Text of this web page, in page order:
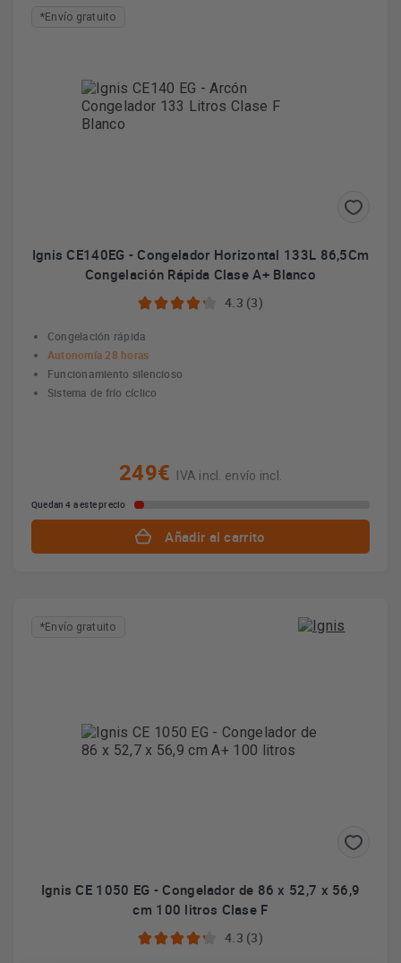
*Envío gratuito
Ignis CE140EG - Congelador Horizontal 133L 86,5Cm
Congelación Rápida Clase A+ Blanco
4.3 (3)
Congelación rápida
Autonomía 28 horas
Funcionamiento silencioso
Sistema de frío cíclico
249€ IVA incl. envío incl.
Quedan 4 a este precio
Añadir al carrito
*Envío gratuito
Ignis CE 1050 EG - Congelador de 86 x 52,7 x 56,9
cm 100 litros Clase F
4.3 (3)